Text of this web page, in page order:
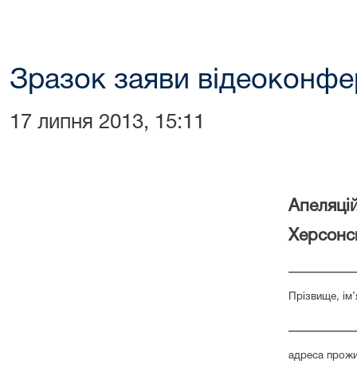
Зразок заяви
17 липня 2013, 15:11
Прізвище,
адреса